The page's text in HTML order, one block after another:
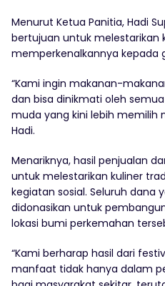
Menurut Ketua Panitia, Hadi
bertujuan untuk melestarikan
memperkenalkannya kepada
“Kami ingin makanan-
dan bisa dinikmati oleh
muda yang kini lebih memilih
Hadi.
Menariknya, hasil penjualan
untuk melestarikan kuliner
kegiatan sosial. Seluruh dana
didonasikan untuk
lokasi bumi perkemahan
“Kami berharap hasil dari
manfaat tidak hanya dalam